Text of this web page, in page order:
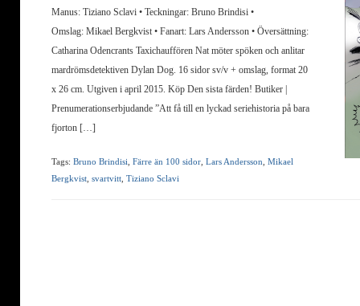
DEN
SISTA
FÄRDEN
Manus: Tiziano Sclavi • Teckningar: Bruno Brindisi •
Omslag: Mikael Bergkvist • Fanart: Lars Andersson • Översättning:
Catharina Odencrants Taxichauffören Nat möter spöken och anlitar
mardrömsdetektiven Dylan Dog. 16 sidor sv/v + omslag, format 20
x 26 cm. Utgiven i april 2015. Köp Den sista färden! Butiker |
Prenumerationserbjudande ”Att få till en lyckad seriehistoria på bara
fjorton […]
Tags: Bruno Brindisi Färre än 100 sidor Lars Andersson Mikael
Bergkvist svartvitt Tiziano Sclavi